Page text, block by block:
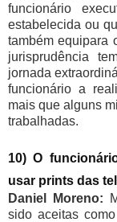
funcionário
estabelecida ou
também equipara
jurisprudência
jornada
funcionário a
mais que alguns
trabalhadas.
10) O
usar prints das
Daniel Moreno:
sido aceitas